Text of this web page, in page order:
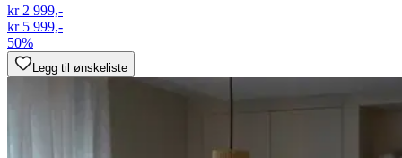
kr 2 999,-
kr 5 999,-
50%
Legg til ønskeliste